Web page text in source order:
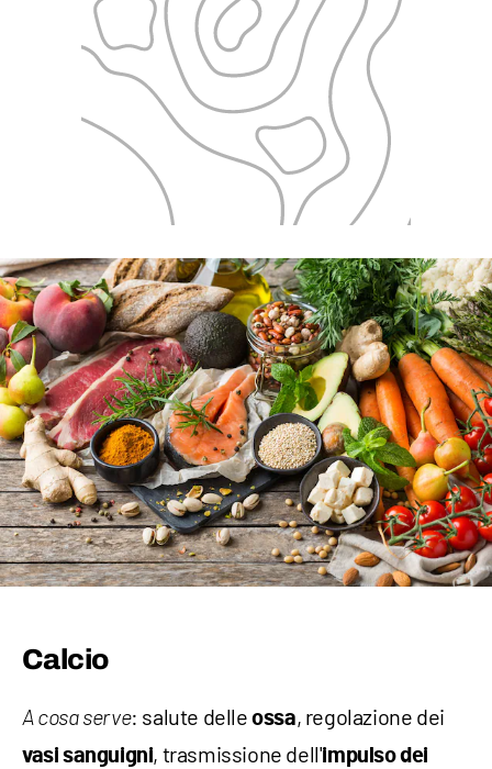
Calcio
A cosa serve: salute delleossa, regolazione dei
vasi sanguigni, trasmissione dell'impulso dei